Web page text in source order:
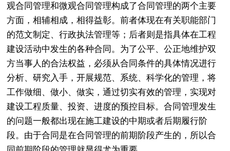
观合同管理和微观合同管理构成了合同管理的两个主要
方面，相辅相成，相得益彰。前者体现在有关职能部门
的范文制定、行政执法管理等；后者则是指具体在工程
建设活动中发生的各种合同。为了公平、公正地维护双
方当事人的合法权益，必须从合同条件的具体情况进行
分析、研究入手，开展规范、系统、科学化的管理，将
工作做细、做小、做实，通过切实有效的管理，实现对
建设工程质量、投资、进度的预控目标。合同管理发生
的问题一般都出现在施工建设的中期或者后期履行阶
段。由于合同是在合同管理的前期阶段产生的，所以合